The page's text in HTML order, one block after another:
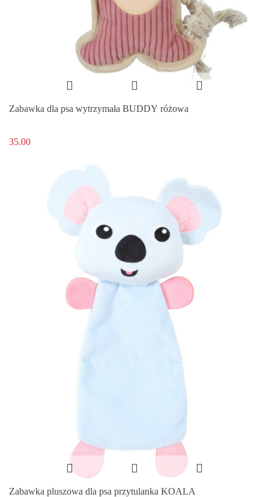
Zabawka dla psa wytrzymała BUDDY różowa
35.00
Zabawka pluszowa dla psa przytulanka KOALA